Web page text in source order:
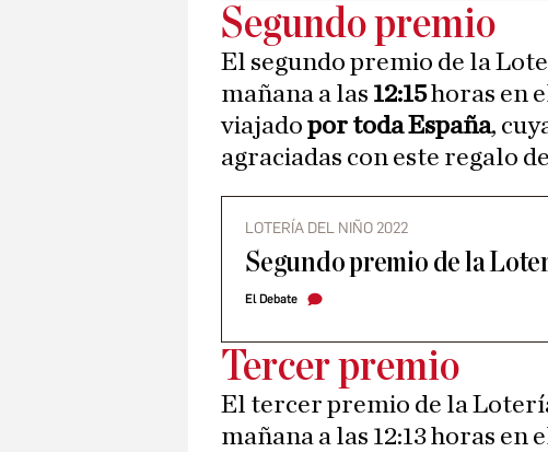
Segundo premio
El segundo premio de la
mañana a las 12:15horas en
viajado por toda España,
agraciadas con este regalo
LOTERÍA DEL NIÑO 2022
Segundo premio de la
El Debate
Tercer premio
El tercer premio de la
mañana a las 12:13 horas en